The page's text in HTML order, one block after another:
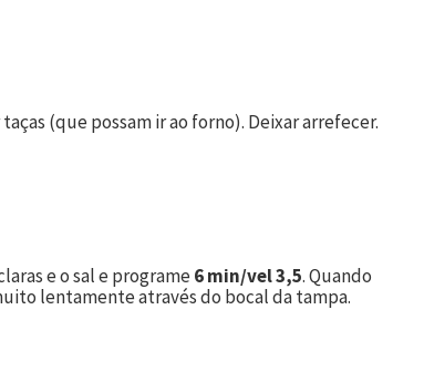
(que possam ir ao forno). Deixar arrefecer.
e o sal e programe6 min/vel 3,5. Quando
lentamente através do bocal da tampa.